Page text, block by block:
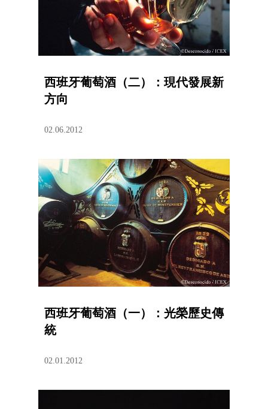
西班牙葡萄酒（二）：現代發展新
方向
02.06.2012
西班牙葡萄酒（一）：光榮歷史傳
統
02.01.2012